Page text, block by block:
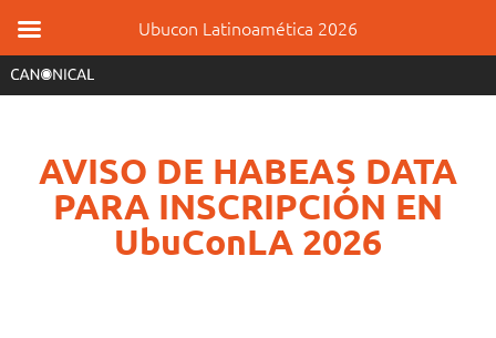
AVISO DE HABEAS DATA
PARA INSCRIPCIÓN EN
UbuConLA 2026
Ubucon Latinoamética 2026